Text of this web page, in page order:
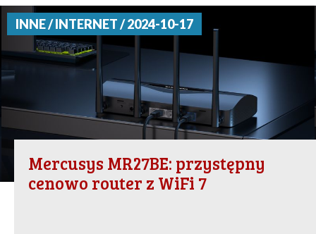
INNE / INTERNET / 2024-10-17
Mercusys MR27BE: przystępny
cenowo router z WiFi 7